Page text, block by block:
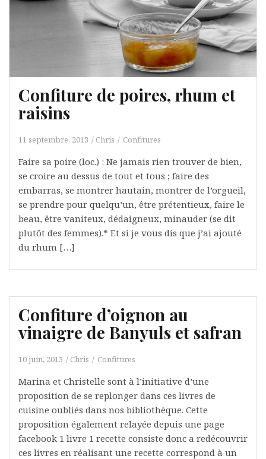
Confiture de poires, rhum et
raisins
11 septembre, 2013 Chris Confitures
Faire sa poire (loc.) : Ne jamais rien trouver de bien,
se croire au dessus de tout et tous ; faire des
embarras, se montrer hautain, montrer de l’orgueil,
se prendre pour quelqu’un, être prétentieux, faire le
beau, être vaniteux, dédaigneux, minauder (se dit
plutôt des femmes).* Et si je vous dis que j’ai ajouté
du rhum […]
Confiture d’oignon au
vinaigre de Banyuls et safran
10 juin, 2013 Chris Confitures
Marina et Christelle sont à l’initiative d’une
proposition de se replonger dans ces livres de
cuisine oubliés dans nos bibliothèque. Cette
proposition également relayée depuis une page
facebook 1 livre 1 recette consiste donc a redécouvrir
ces livres en réalisant une recette correspond à un